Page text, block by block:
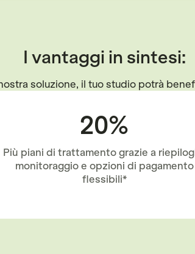
I vantaggi in sintesi:
soluzione, il tuo studio potrà
20%
Più piani di trattamento grazie a
monitoraggio e opzioni di pagamento
flessibili*